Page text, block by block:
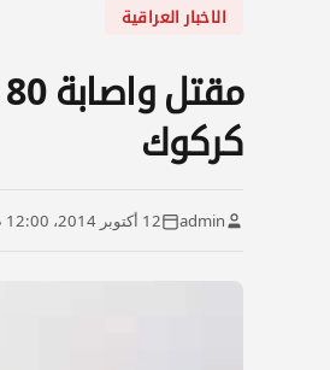
الاخبار العراقية
كركوك
admin 12 أكتوبر 2014، 12:00 ص